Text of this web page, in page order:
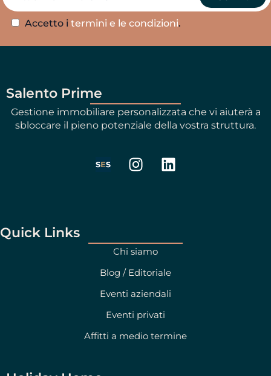
Accetto itermini e le condizioni.
Salento Prime
Gestione immobiliare personalizzata che vi aiuterà a
sbloccare il pieno potenziale della vostra struttura.
I
n
r
m
L
i
i
Quick Links
Chi siamo
Blog / Editoriale
Eventi aziendali
Eventi privati
Affitti a medio termine